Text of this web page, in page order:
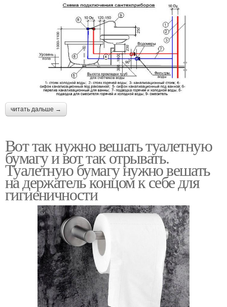
читать дальше →
Вот так нужно вешать туалетную
бумагу и вот так отрывать.
Туалетную бумагу нужно вешать
на держатель концом к себе для
гигиеничности